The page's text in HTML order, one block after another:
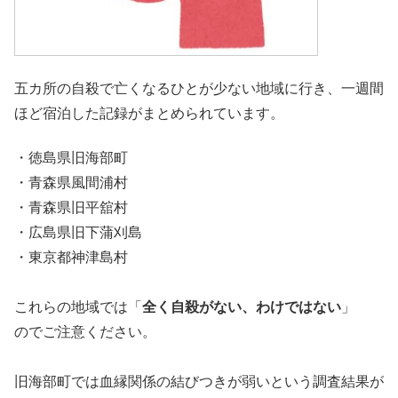
五カ所の自殺で亡くなるひとが少ない地域に行き、一週間
ほど宿泊した記録がまとめられています。
・徳島県旧海部町
・青森県風間浦村
・青森県旧平舘村
・広島県旧下蒲刈島
・東京都神津島村
これらの地域では「 全く自殺がない、わけではない 」
のでご注意ください。
旧海部町では血縁関係の結びつきが弱いという調査結果が